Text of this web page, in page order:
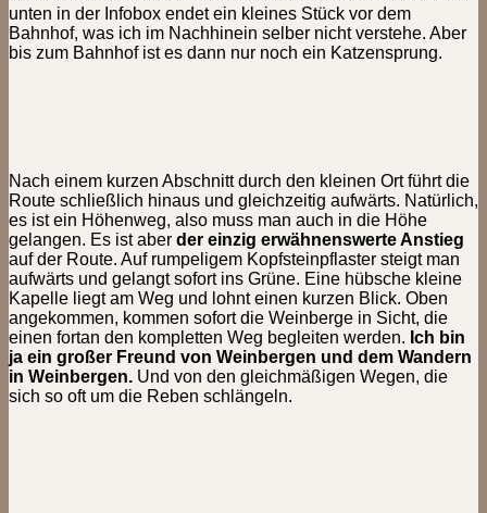
unten in der Infobox endet ein kleines Stück vor dem
Bahnhof, was ich im Nachhinein selber nicht verstehe. Aber
bis zum Bahnhof ist es dann nur noch ein Katzensprung.
Nach einem kurzen Abschnitt durch den kleinen Ort führt die
Route schließlich hinaus und gleichzeitig aufwärts. Natürlich,
es ist ein Höhenweg, also muss man auch in die Höhe
gelangen. Es ist aber der einzig erwähnenswerte Anstieg
auf der Route. Auf rumpeligem Kopfsteinpflaster steigt man
aufwärts und gelangt sofort ins Grüne. Eine hübsche kleine
Kapelle liegt am Weg und lohnt einen kurzen Blick. Oben
angekommen, kommen sofort die Weinberge in Sicht, die
einen fortan den kompletten Weg begleiten werden. Ich bin
ja ein großer Freund von Weinbergen und dem Wandern
in Weinbergen. Und von den gleichmäßigen Wegen, die
sich so oft um die Reben schlängeln.